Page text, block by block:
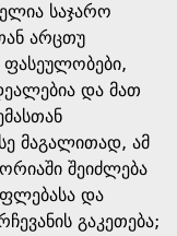
საჯარო
არცთუ
ფასეულობები,
და მათ
მაგალითად, ამ
შეიძლება
და
გაკეთება;